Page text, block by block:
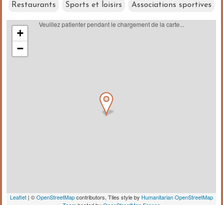
Restaurants
Sports et loisirs Associations sportives